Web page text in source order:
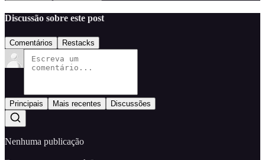
Discussão sobre este post
Comentários Restacks
Principais Mais recentes Discussões
Nenhuma publicação